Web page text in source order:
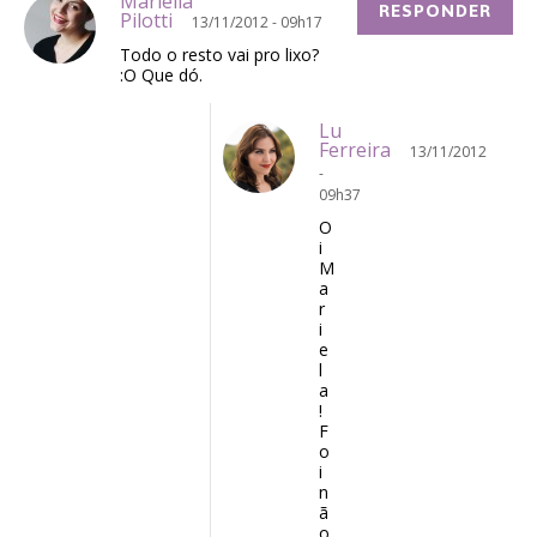
Pilotti 13/11/2012 - 09h17
Todo o resto vai pro lixo?
:O Que dó.
RESPONDER
Lu
Ferreira
13/11/2012
-
09h37
O
i
M
a
r
i
e
l
a
!
F
o
i
n
ã
o